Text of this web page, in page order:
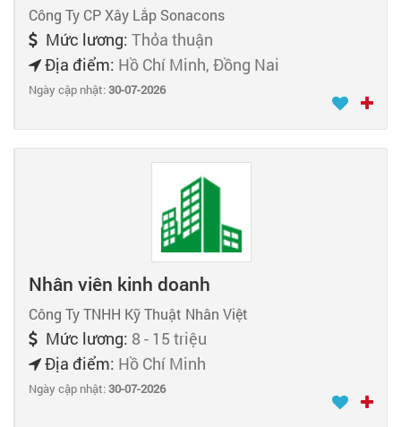
Công Ty CP Xây Lắp Sonacons
Mức lương: Thỏa thuận
Địa điểm: Hồ Chí Minh, Đồng Nai
Ngày cập nhật:30-07-2026
Nhân viên kinh doanh
Công Ty TNHH Kỹ Thuật Nhân Việt
Mức lương: 8 - 15 triệu
Địa điểm: Hồ Chí Minh
Ngày cập nhật:30-07-2026